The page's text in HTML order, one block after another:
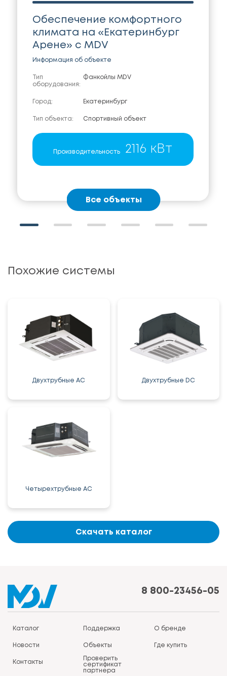
Обеспечение комфортного
климата на «Екатеринбург
Арене» с MDV
Информация об объекте
Тип
оборудования:
Фанкойлы MDV
Город: Екатеринбург
Тип объекта: Спортивный объект
Производительность 2116 кВт
Все объекты
Похожие системы
Двухтрубные AC Двухтрубные DC
Четырехтрубные AC
Скачать каталог
8 800-23456-05
Каталог Поддержка О бренде
Новости Объекты Где купить
Контакты
Проверить
сертификат
партнера